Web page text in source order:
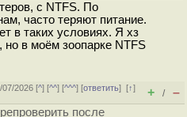
с NTFS. По
часто теряют питание.
в таких условиях. Я хз
но в моём зоопарке NTFS
07/2026 [^] [^^] [^^^] [ответить][↑]
+ / –
после